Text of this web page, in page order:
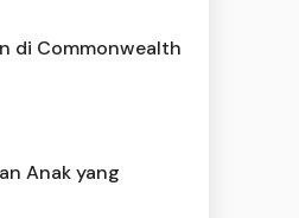
di Commonwealth
Anak yang